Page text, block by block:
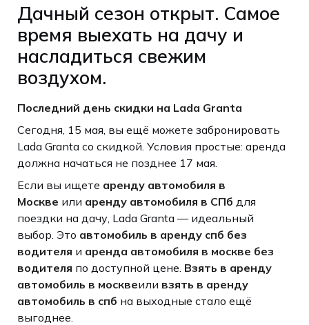
Дачный сезон открыт. Самое
время выехать на дачу и
насладиться свежим
воздухом.
Последний день скидки на Lada Granta
Сегодня, 15 мая, вы ещё можете забронировать
Lada Granta со скидкой. Условия простые: аренда
должна начаться не позднее 17 мая.
Если вы ищете аренду автомобиля в
Москве или аренду автомобиля в СПб для
поездки на дачу, Lada Granta — идеальный
выбор. Это автомобиль в аренду спб без
водителя и аренда автомобиля в москве без
водителя по доступной цене. Взять в аренду
автомобиль в москвеили взять в аренду
автомобиль в спб на выходные стало ещё
выгоднее.